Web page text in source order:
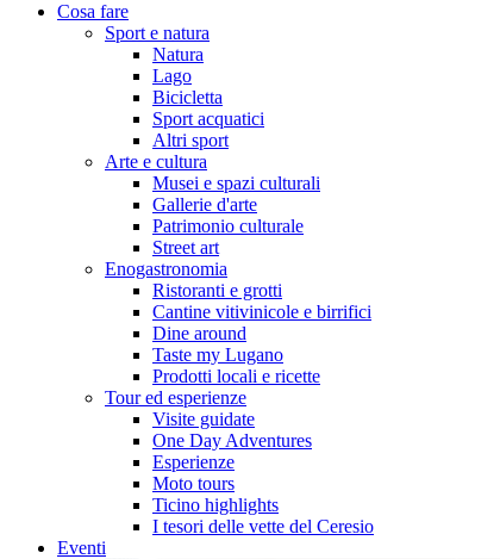
Cosa fare
Sport e natura
Natura
Lago
Bicicletta
Sport acquatici
Altri sport
Arte e cultura
Musei e spazi culturali
Gallerie d'arte
Patrimonio culturale
Street art
Enogastronomia
Ristoranti e grotti
Cantine vitivinicole e birrifici
Dine around
Taste my Lugano
Prodotti locali e ricette
Tour ed esperienze
Visite guidate
One Day Adventures
Esperienze
Moto tours
Ticino highlights
I tesori delle vette del Ceresio
Eventi